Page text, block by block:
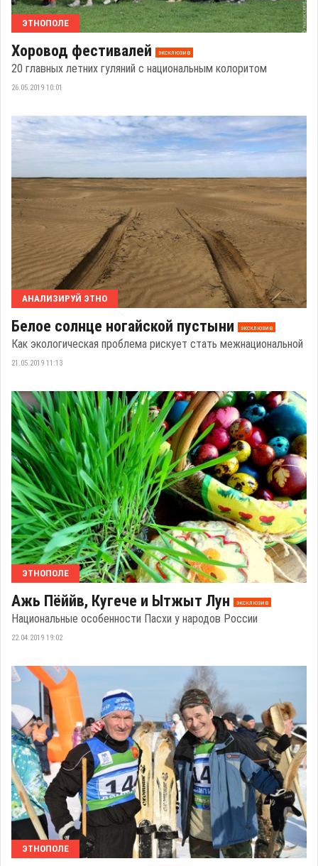
ЭТНОПОЛЕ
Хоровод фестивалей эксклюзив
20 главных летних гуляний с национальным колоритом
26.05.2019 10:01
АНАЛИЗИРУЙ ЭТНО
Белое солнце ногайской пустыни эксклюзив
Как экологическая проблема рискует стать межнациональной
21.05.2019 11:13
ЭТНОПОЛЕ
Ажь Пёййв, Кугече и Ытжыт Лун эксклюзив
Национальные особенности Пасхи у народов России
22.04.2019 19:02
ЭТНОПОЛЕ